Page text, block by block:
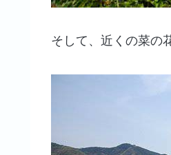
そして、近くの菜の